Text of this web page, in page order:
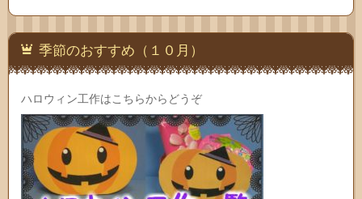
季節のおすすめ（１０月）
ハロウィン工作はこちらからどうぞ